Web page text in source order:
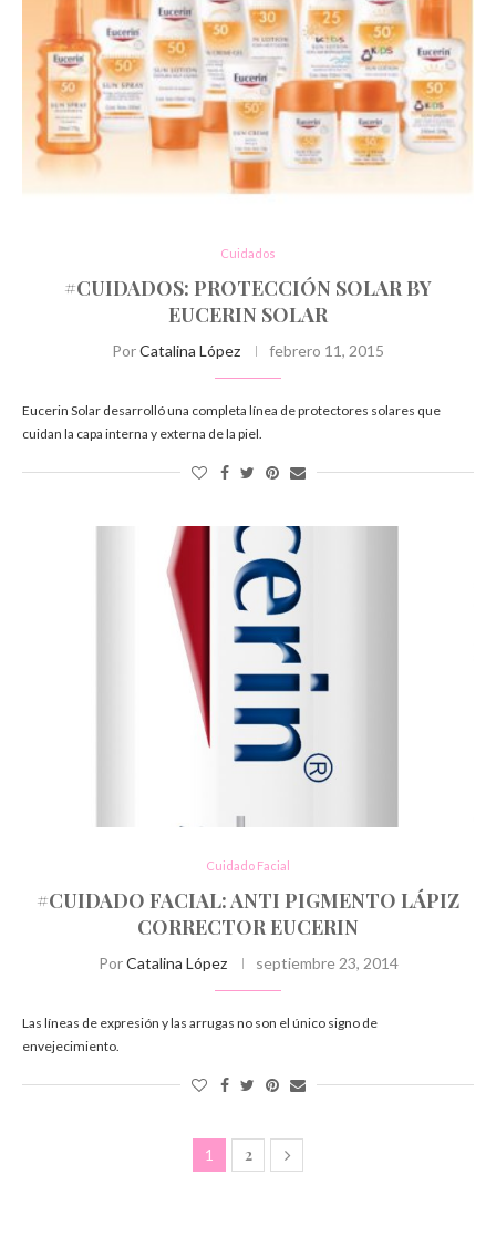
Cuidados
#CUIDADOS: PROTECCIÓN SOLAR BY
EUCERIN SOLAR
PorCatalina López febrero 11, 2015
Eucerin Solar desarrolló una completa línea de protectores solares que
cuidan la capa interna y externa de la piel.
Cuidado Facial
#CUIDADO FACIAL: ANTI PIGMENTO LÁPIZ
CORRECTOR EUCERIN
PorCatalina López septiembre 23, 2014
Las líneas de expresión y las arrugas no son el único signo de
envejecimiento.
1 2